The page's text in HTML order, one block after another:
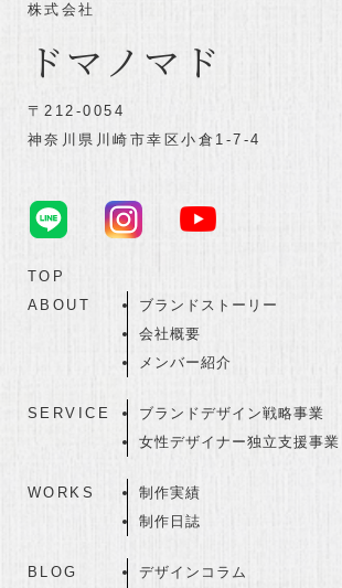
株式会社
ドマノマド
〒212-0054
神奈川県川崎市幸区小倉1-7-4
TOP
ABOUT
ブランドストーリー
会社概要
メンバー紹介
SERVICE
ブランドデザイン戦略事業
女性デザイナー独立支援事業
WORKS
制作実績
制作日誌
BLOG
デザインコラム